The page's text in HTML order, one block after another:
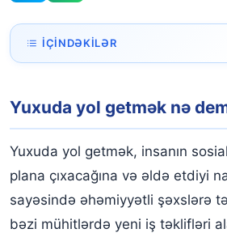
İÇINDƏKILƏR
Yuxuda dostunla yol getmək
Yuxuda avtobusla yol getmek
Yuxuda qatarla yol getmek
Yuxuda yol getmək nə
Yuxuda yol getmək, insanın
plana çıxacağına və əldə etdiyi
sayəsində əhəmiyyətli şəxslərə
bəzi mühitlərdə yeni iş təklifləri